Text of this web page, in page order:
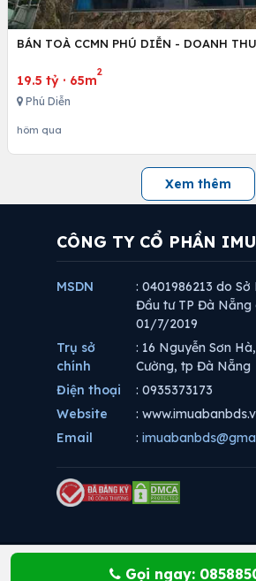
BÁN TOÀ CCMN PHÚ DIỄN - DOANH
19.5 tỷ · 65m
2
Phú Diễn
hôm qua
Xem thêm
Gọi ngay:
CÔNG TY CỔ PHẦN
MSDN
: 0401986213 do
Đầu tư TP Đà Nẵng
01/7/2019
Trụ sở
chính
: 16 Nguyễn Sơn
Cường, tp Đà Nẵng
Điện thoại
: 0935373173
Website
:
Email
: